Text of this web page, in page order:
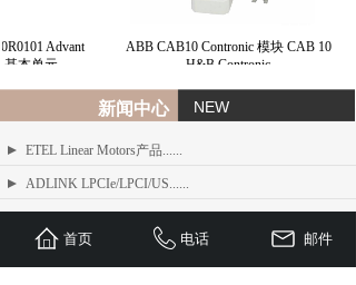
Advant
本单元
ABB CAB10 Contronic 模块 CAB 10
H&B Contronic
新闻中心 NEW
ETEL Linear Motors产品......
ADLINK LPCIe/LPCI/US......
ADLINK MXE-1300 系列工业......
首页 电话 邮件